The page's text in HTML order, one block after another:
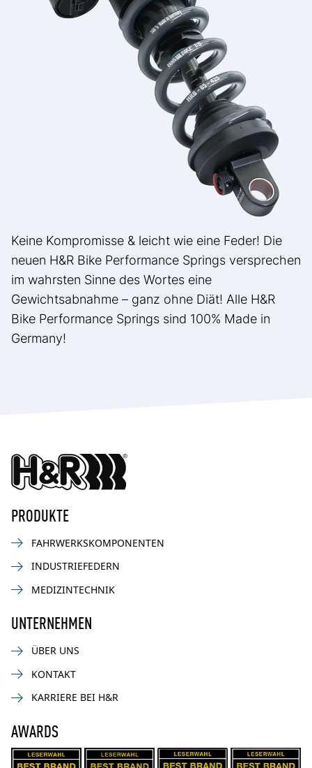
Keine Kompromisse & leicht wie eine Feder! Die
neuen H&R Bike Performance Springs versprechen
im wahrsten Sinne des Wortes eine
Gewichtsabnahme – ganz ohne Diät! Alle H&R
Bike Performance Springs sind 100% Made in
Germany!
PRODUKTE
FAHRWERKSKOMPONENTEN
INDUSTRIEFEDERN
MEDIZINTECHNIK
UNTERNEHMEN
ÜBER UNS
KONTAKT
KARRIERE BEI H&R
AWARDS